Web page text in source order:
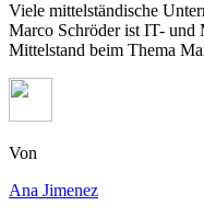
Viele mittelständische
Marco Schröder ist IT- und
Mittelstand beim Thema
Von
Ana Jimenez